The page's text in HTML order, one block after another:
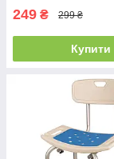
249 ₴ 299 ₴
Купити